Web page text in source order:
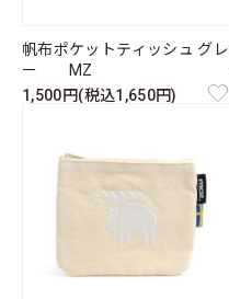
帆布ポケットティッシュ グレ
ー MZ
1,500円(税込1,650円)